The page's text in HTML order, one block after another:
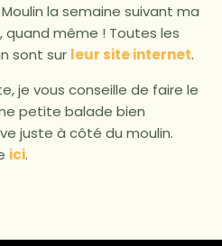
la semaine suivant ma
quand même ! Toutes les
sont sur leur site internet.
je vous conseille de faire le
petite balade bien
juste à côté du moulin.
ici.